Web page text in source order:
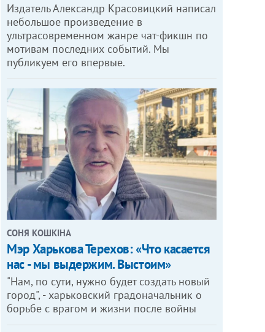
Издатель Александр Красовицкий написал
небольшое произведение в
ультрасовременном жанре чат-фикшн по
мотивам последних событий. Мы
публикуем его впервые.
СОНЯ КОШКІНА
Мэр Харькова Терехов: «Что касается
нас - мы выдержим. Выстоим»
"Нам, по сути, нужно будет создать новый
город", - харьковский градоначальник о
борьбе с врагом и жизни после войны